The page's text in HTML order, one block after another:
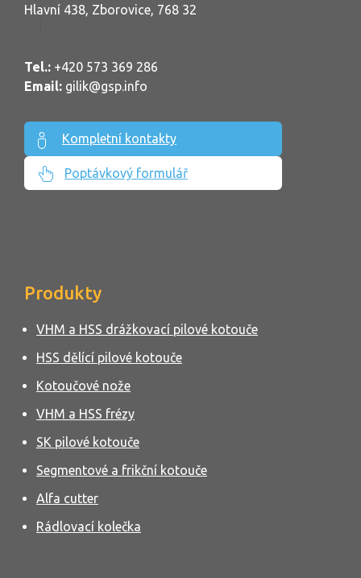
Hlavní 438, Zborovice, 768 32
Tel.: +420 573 369 286
Email: gilik@gsp.info
Kompletní kontakty
Poptávkový formulář
Produkty
VHM a HSS drážkovací pilové kotouče
HSS dělící pilové kotouče
Kotoučové nože
VHM a HSS frézy
SK pilové kotouče
Segmentové a frikční kotouče
Alfa cutter
Rádlovací kolečka